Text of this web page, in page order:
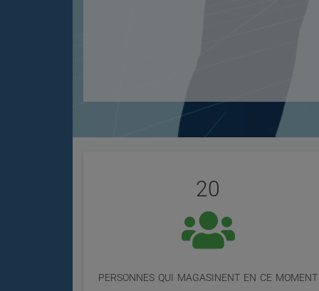
20
personnes qui magasinent en ce moment